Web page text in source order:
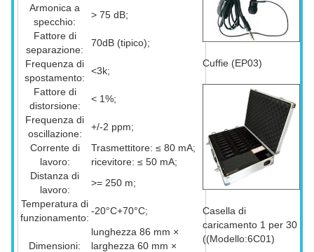
Armonica a
specchio:
> 75 dB;
Fattore di
separazione:
70dB (tipico);
Frequenza di
spostamento:
<3k;
Fattore di
distorsione:
< 1%;
Frequenza di
oscillazione:
+/-2 ppm;
Corrente di
lavoro:
Trasmettitore: ≤ 80 mA;
ricevitore: ≤ 50 mA;
Distanza di
lavoro:
>= 250 m;
Temperatura di
funzionamento:
-20°C+70°C;
Dimensioni:
lunghezza 86 mm ×
larghezza 60 mm ×
Cuffie (EP03)
Casella di
caricamento 1 per 30
((Modello:6C01)